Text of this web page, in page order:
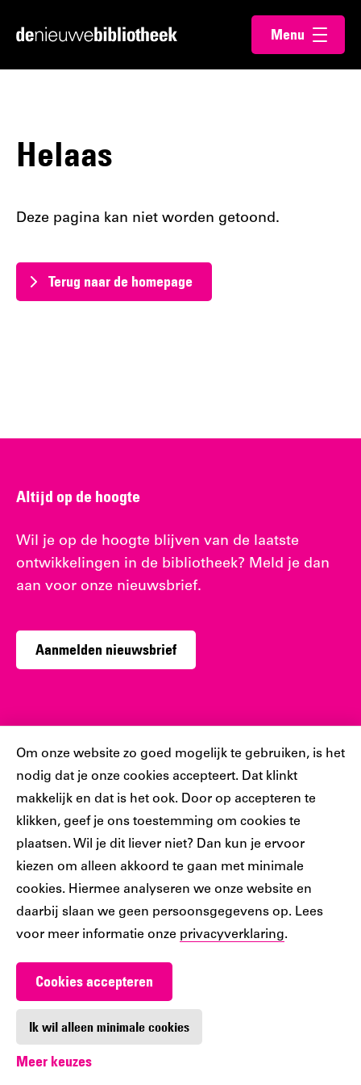
Cookiebar
Om onze website zo goed mogelijk te gebruiken, is het
nodig dat je onze cookies accepteert. Dat klinkt
makkelijk en dat is het ook. Door op accepteren te
klikken, geef je ons toestemming om cookies te
plaatsen. Wil je dit liever niet? Dan kun je ervoor
kiezen om alleen akkoord te gaan met minimale
cookies. Hiermee analyseren we onze website en
daarbij slaan we geen persoonsgegevens op. Lees
voor meer informatie onze privacyverklaring.
Cookies accepteren
Ik wil alleen minimale cookies
Meer keuzes
direct
direct
Ga
Menu
openen
Helaas
Deze pagina kan niet worden getoond.
Terug naar de homepage
Altijd op de hoogte
Wil je op de hoogte blijven van de laatste
ontwikkelingen in de bibliotheek? Meld je dan
aan voor onze nieuwsbrief.
Aanmelden nieuwsbrief
Sociaal
Volg jij ons al?
Ons
account
Ons
account
Ons
Instagram
account
Ons
account
Ons
account
Werken bij De Nieuwe Bibliotheek
Digitoegankelijkheid